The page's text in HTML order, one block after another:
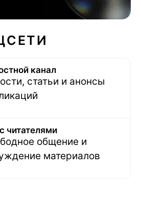
канал
статьи и анонсы
читателями
общение и
материалов